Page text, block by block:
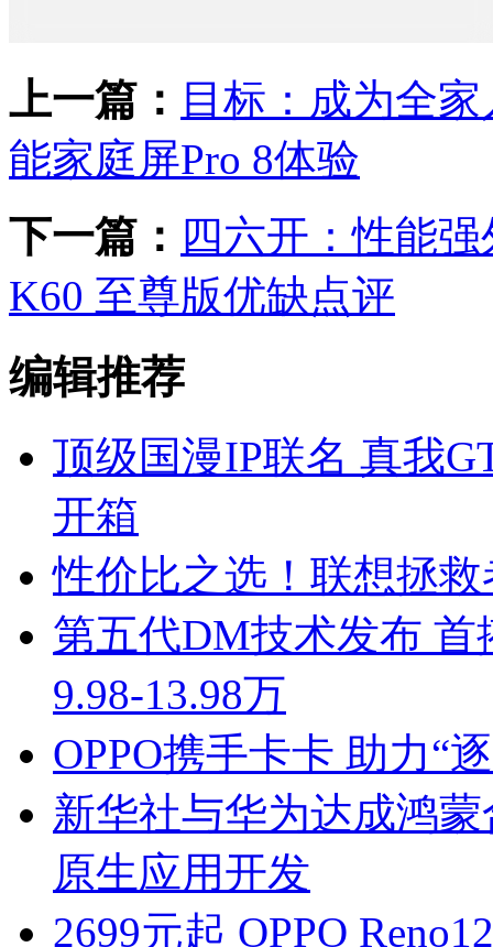
上一篇： 目标：成为全
能家庭屏Pro 8体验
下一篇： 四六开：性能
K60 至尊版优缺点评
编辑推荐
顶级国漫IP联名 真我
开箱
性价比之选！联想拯救
第五代DM技术发布
9.98-13.98万
OPPO携手卡卡 助力“
新华社与华为达成鸿
原生应用开发
2699元起 OPPO